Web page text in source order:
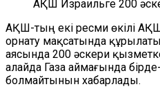
АҚШ Израильге 200
АҚШ-тың екі ресми өкілі
орнату мақсатында
аясында 200 әскери
алайда Газа аймағында
болмайтынын хабарлады.